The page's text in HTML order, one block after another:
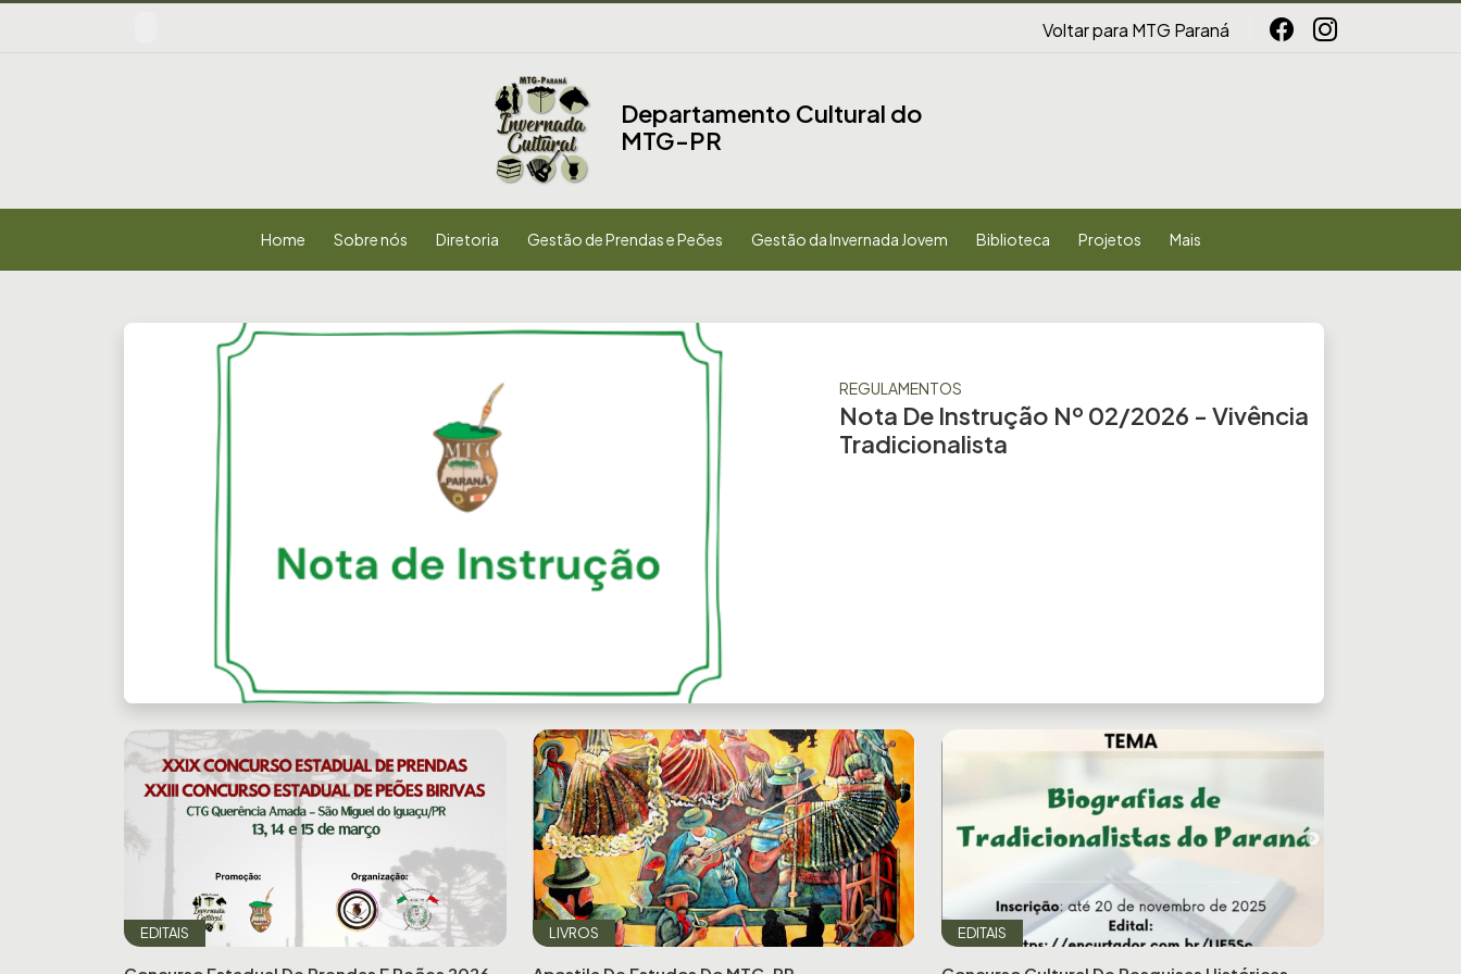
Voltar para MTG Paraná
Departamento Cultural do
MTG-PR
Home Sobre nós Diretoria Gestão de Prendas e Peões Gestão da Invernada Jovem Biblioteca Projetos Mais
REGULAMENTOS
Nota De Instrução Nº 02/2026 - Vivência
Tradicionalista
EDITAIS LIVROS EDITAIS